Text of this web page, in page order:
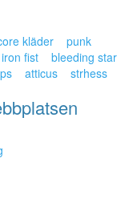
kläder
punk
iron fist
bleeding star
atticus strhess